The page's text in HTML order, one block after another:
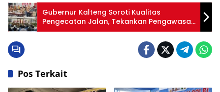
Gubernur Kalteng Soroti Kualitas
Pengecatan Jalan, Tekankan Pengawasan
Proyek Lebih Ketat
Pos Terkait